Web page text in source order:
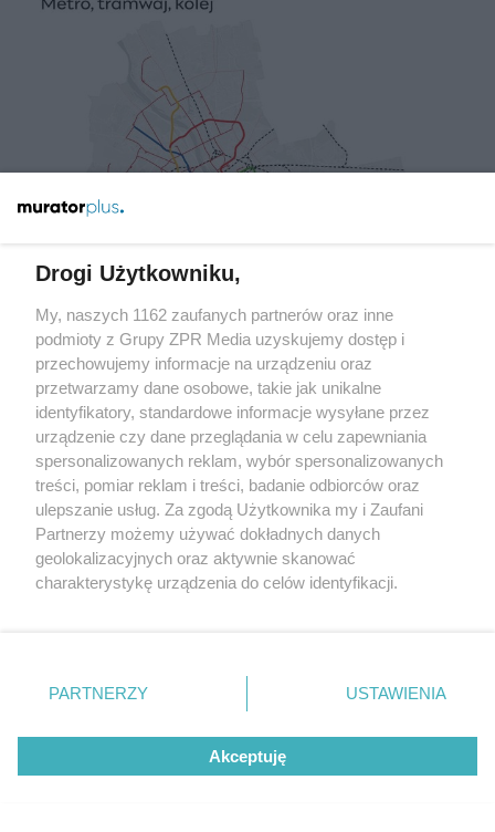
Autor: UM Warszawa/ Materiały prasowe
Plan 5 linii metra w Warszawie. M3 zaznaczono na zielono, M4 na żółto, a
M5 na fioletowo
powiększ mapę
Drogi Użytkowniku,
My, naszych 1162 zaufanych partnerów oraz inne
podmioty z Grupy ZPR Media uzyskujemy dostęp i
przechowujemy informacje na urządzeniu oraz
przetwarzamy dane osobowe, takie jak unikalne
identyfikatory, standardowe informacje wysyłane przez
urządzenie czy dane przeglądania w celu zapewniania
spersonalizowanych reklam, wybór spersonalizowanych
treści, pomiar reklam i treści, badanie odbiorców oraz
ulepszanie usług. Za zgodą Użytkownika my i Zaufani
Partnerzy możemy używać dokładnych danych
geolokalizacyjnych oraz aktywnie skanować
charakterystykę urządzenia do celów identyfikacji.
zmienić/wycofać klikając przycisk ustawień prywatności
znajdujący się w lewym dolnym rogu strony
rodzaje przetwarzania danych nie wymagają zgody
użytkownika, ale masz prawo sprzeciwić się takiemu
przetwarzaniu. Preferencje będą miały zastosowanie tylko
PARTNERZY USTAWIENIA
Akceptuję